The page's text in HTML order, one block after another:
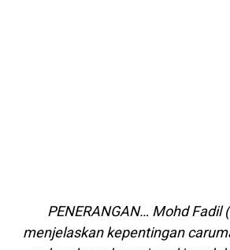
PENERANGAN… Mohd Fadil
menjelaskan kepentingan